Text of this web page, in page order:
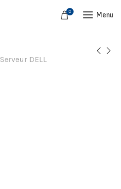
0 Menu
Serveur DELL